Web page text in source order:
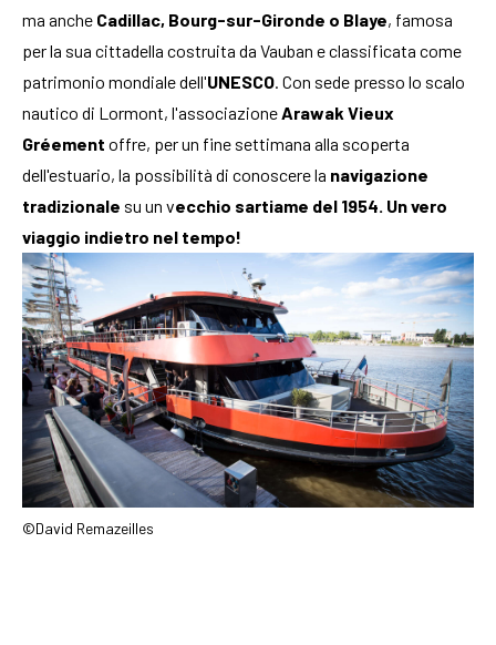
ma anche Cadillac, Bourg-sur-Gironde o Blaye, famosa
per la sua cittadella costruita da Vauban e classificata come
patrimonio mondiale dell'UNESCO. Con sede presso lo scalo
nautico di Lormont, l'associazioneArawak Vieux
Gréement offre, per un fine settimana alla scoperta
dell'estuario, la possibilità di conoscere la navigazione
tradizionale su un vecchio sartiame del 1954. Un vero
viaggio indietro nel tempo!
©David Remazeilles